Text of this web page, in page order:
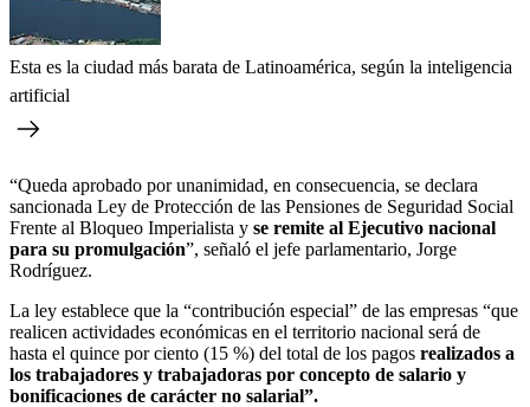
Esta es la ciudad más barata de Latinoamérica, según la inteligencia
artificial
“Queda aprobado por unanimidad, en consecuencia, se declara
sancionada Ley de Protección de las Pensiones de Seguridad Social
Frente al Bloqueo Imperialista y se remite al Ejecutivo nacional
para su promulgación”, señaló el jefe parlamentario, Jorge
Rodríguez.
La ley establece que la “contribución especial” de las empresas “que
realicen actividades económicas en el territorio nacional será de
hasta el quince por ciento (15 %) del total de los pagos realizados a
los trabajadores y trabajadoras por concepto de salario y
bonificaciones de carácter no salarial”.